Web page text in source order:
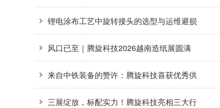
接头36000转高转速自主可控
锂电涂布工艺中旋转接头的选型与运维避损
方案
风口已至｜腾旋科技2026越南造纸展圆满
收官
来自中铁装备的赞许：腾旋科技喜获优秀供
应商奖+质量标杆奖
三展绽放，标配实力！腾旋科技亮相三大行